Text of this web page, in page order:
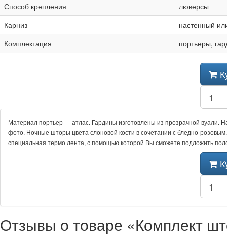
Способ крепления
люверсы
Карниз
настенный
Комплектация
портьеры,
Материал портьер—атлас. Гардины изготовлены из прозрачной вуали.
фото. Ночные шторы цвета слоновой кости в сочетании сбледно-розовым
специальная термо лента, с помощью которой Вы сможете подложить
Отзывы о товаре «Комплект